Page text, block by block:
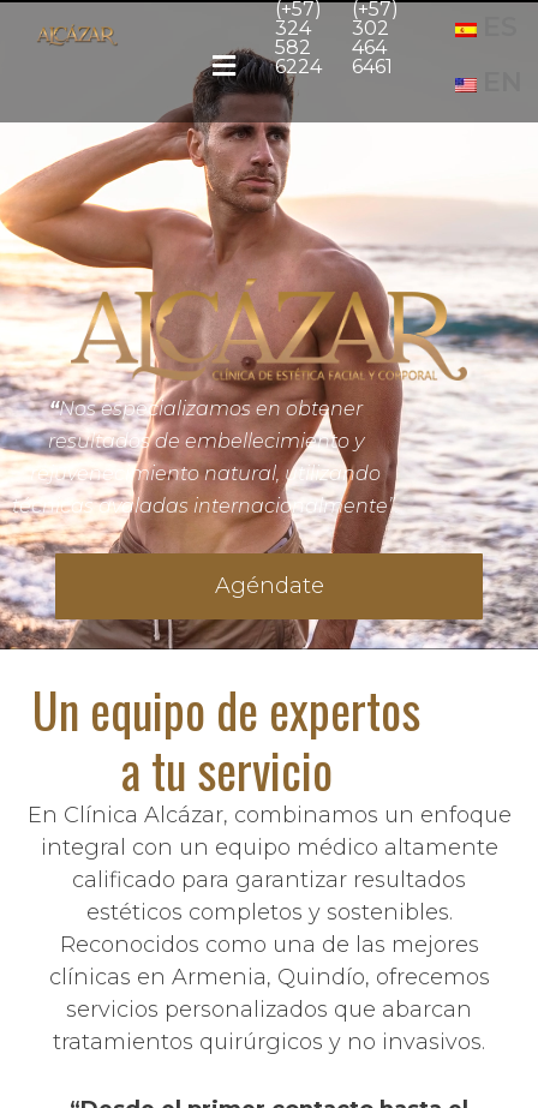
(+57)
324
582
6224
(+57)
302
464
6461
“Nos especializamos en obtener
resultados de embellecimiento y
rejuvenecimiento natural, utilizando
técnicas avaladas internacionalmente”.
Agéndate
Un equipo de expertos
a tu servicio
En Clínica Alcázar, combinamos un enfoque
integral con un equipo médico altamente
calificado para garantizar resultados
estéticos completos y sostenibles.
Reconocidos como una de las mejores
clínicas en Armenia, Quindío, ofrecemos
servicios personalizados que abarcan
tratamientos quirúrgicos y no invasivos.